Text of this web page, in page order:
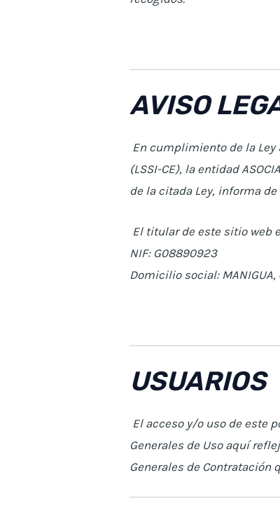
AVISO
En cumplimiento de la Ley
(LSSI-CE), la entidad
de la citada Ley, informa
El titular de este sitio web
NIF: G08890923
Domicilio social:
USUARIOS
El acceso y/o uso de este
Generales de Uso aquí
Generales de